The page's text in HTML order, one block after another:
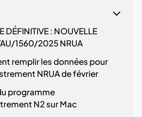
DÉFINITIVE : NOUVELLE
1560/2025NRUA
remplir les données pour
NRUA de février
programme
N2 sur Mac